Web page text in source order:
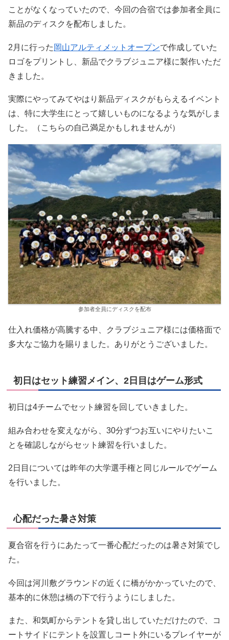
ことがなくなっていたので、今回の合宿では参加者全員に
新品のディスクを配布しました。
2月に行った 岡山アルティメットオープンで作成していた
ロゴをプリントし、新品でクラブジュニア様に製作いただ
きました。
実際にやってみてやはり新品ディスクがもらえるイベント
は、特に大学生にとって嬉しいものになるような気がしま
した。（こちらの自己満足かもしれませんが）
参加者全員にディスクを配布
仕入れ価格が高騰する中、クラブジュニア様には価格面で
多大なご協力を賜りました。ありがとうございました。
初日はセット練習メイン、2日目はゲーム形式
初日は4チームでセット練習を回していきました。
組み合わせを変えながら、30分ずつお互いにやりたいこ
とを確認しながらセット練習を行いました。
2日目については昨年の大学選手権と同じルールでゲーム
を行いました。
心配だった暑さ対策
夏合宿を行うにあたって一番心配だったのは暑さ対策でし
た。
今回は河川敷グラウンドの近くに橋がかかっていたので、
基本的に休憩は橋の下で行うようにしました。
また、和気町からテントを貸し出していただけたので、コ
ートサイドにテントを設置しコート外にいるプレイヤーが